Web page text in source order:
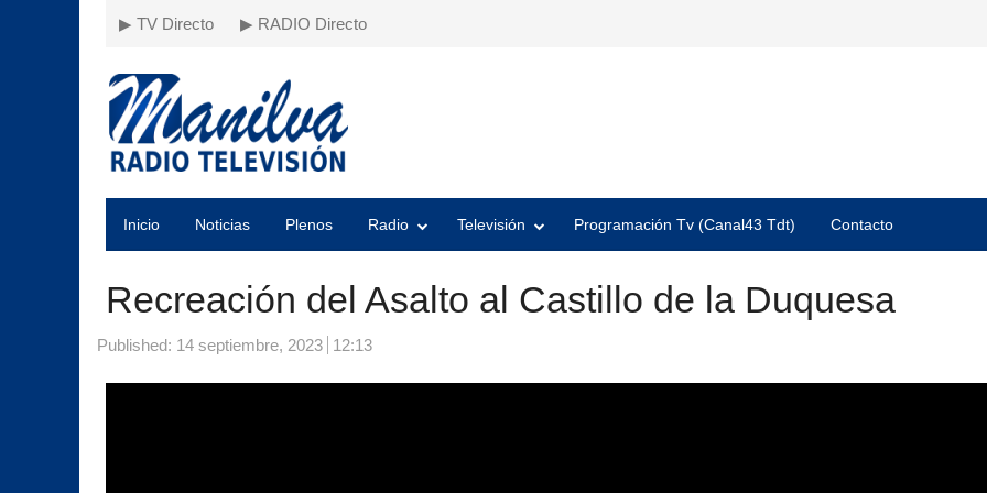
▶ TV Directo ▶ RADIO Directo
Inicio Noticias Plenos Radio Televisión Programación Tv (Canal43 Tdt) Contacto
Recreación del Asalto al Castillo de la Duquesa
Published: 14 septiembre, 2023 12:13